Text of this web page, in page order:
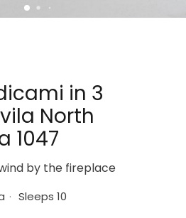
in 3
North
1047
by the fireplace
· Sleeps 10